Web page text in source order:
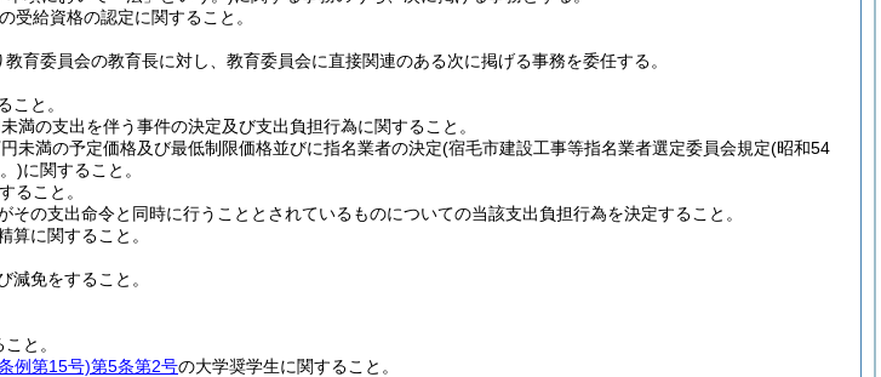
受給資格の認定に関すること。
育委員会の教育長に対し、教育委員会に直接関連のある次に掲げる事務を委任する。
こと。
満の支出を伴う事件の決定及び支出負担行為に関すること。
未満の予定価格及び最低制限価格並びに指名業者の決定(宿毛市建設工事等指名業者選定委員会規定(昭和54
)に関すること。
ること。
その支出命令と同時に行うこととされているものについての当該支出負担行為を決定すること。
算に関すること。
減免をすること。
と。
例第15号)第5条第2号の大学奨学生に関すること。